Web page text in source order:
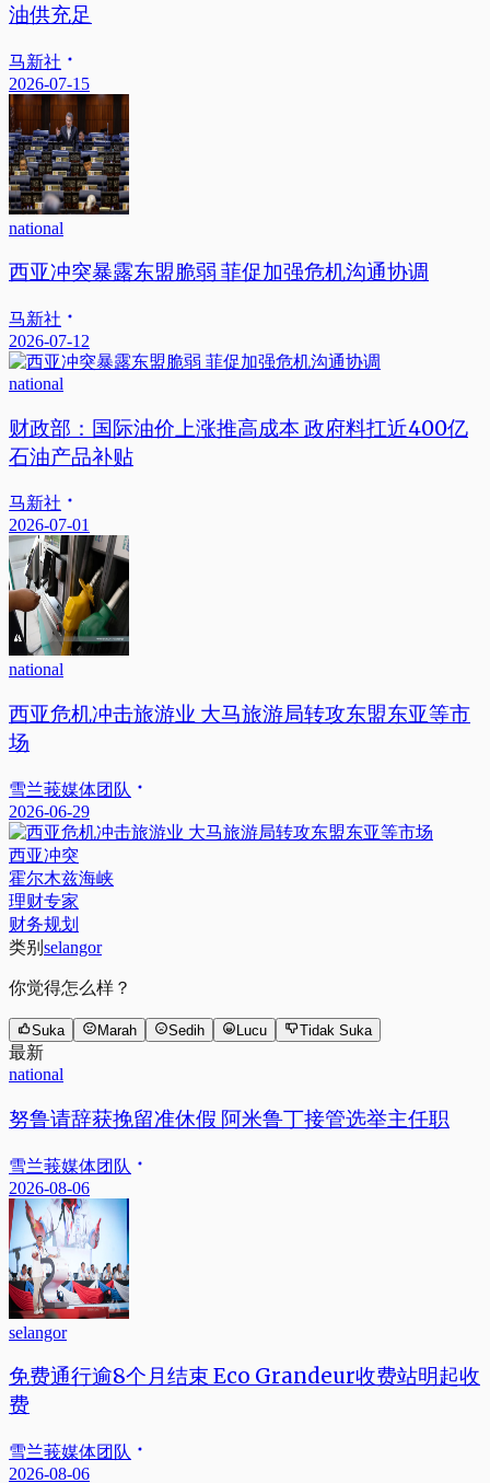
油供充足
马新社
2026-07-15
national
西亚冲突暴露东盟脆弱 菲促加强危机沟通协调
马新社
2026-07-12
national
财政部：国际油价上涨推高成本 政府料扛近400亿
石油产品补贴
马新社
2026-07-01
national
西亚危机冲击旅游业 大马旅游局转攻东盟东亚等市
场
雪兰莪媒体团队
2026-06-29
西亚冲突
霍尔木兹海峡
理财专家
财务规划
类别 selangor
你觉得怎么样？
Suka Marah Sedih Lucu Tidak Suka
最新
national
努鲁请辞获挽留准休假 阿米鲁丁接管选举主任职
雪兰莪媒体团队
2026-08-06
selangor
免费通行逾8个月结束 Eco Grandeur收费站明起收
费
雪兰莪媒体团队
2026-08-06